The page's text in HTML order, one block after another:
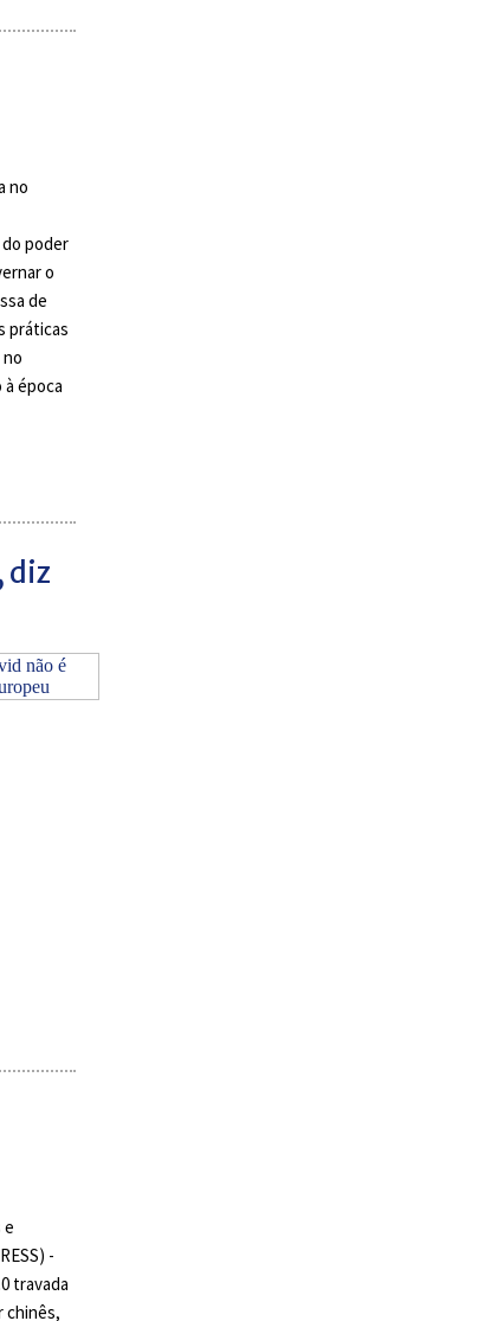
no
do poder
o
de
práticas
à época
diz
e
-
travada
chinês,